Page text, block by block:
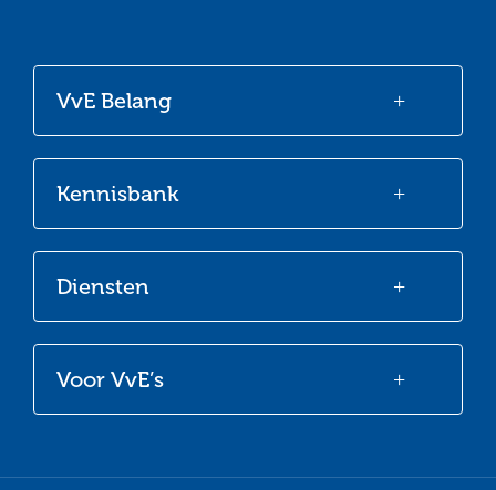
Voor VvE’s
Diensten
Kennisbank
VvE Belang
Facebook